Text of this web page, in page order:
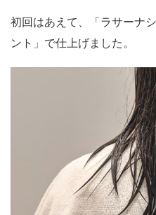
初回はあえて、「ラサーナ
ント」で仕上げました。